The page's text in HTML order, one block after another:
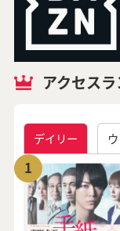
アクセス
デイリー
1